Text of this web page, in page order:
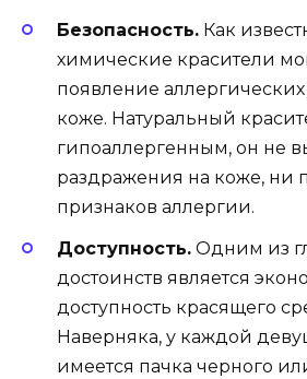
Безопасность. Как
химические красители
появление
коже. Натуральный
гипоаллергенным, он не
раздражения на коже, ни
признаков аллергии.
Доступность. Одним из
достоинств является
доступность красящего
Наверняка, у каждой
имеется пачка черного